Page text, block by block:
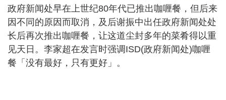
政府新闻处早在上世纪80年代已推出咖喱餐，但后来
因不同的原因而取消，及后谢振中出任政府新闻处处
长后再次推出咖喱餐，让这道尘封多年的菜肴得以重
见天日。李家超在发言时强调ISD(政府新闻处)咖喱
餐「没有最好，只有更好」。